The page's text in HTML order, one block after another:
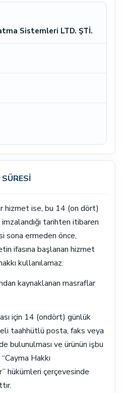
Sistemleri LTD. ŞTİ.
hizmet ise, bu 14 (on dört)
tarihten itibaren
sona ermeden önce,
ifasına başlanan hizmet
kullanılamaz.
kaynaklanan masraflar
için 14 (ondört) günlük
taahhütlü posta, faks veya
bulunulması ve ürünün işbu
Hakkı
hükümleri çerçevesinde